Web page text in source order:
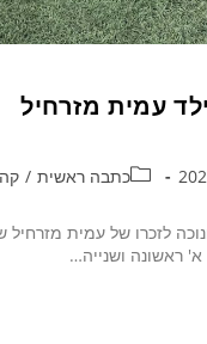
עמית מזרחיל
כתבה ראשית /
לזכרו של עמית
א' ראשונה ושנייה…